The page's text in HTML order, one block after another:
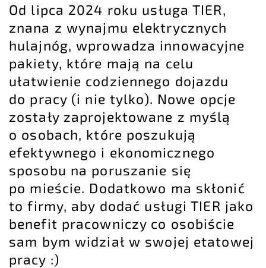
Od lipca 2024 roku usługa TIER,
znana z wynajmu elektrycznych
hulajnóg, wprowadza innowacyjne
pakiety, które mają na celu
ułatwienie codziennego dojazdu
do pracy (i nie tylko). Nowe opcje
zostały zaprojektowane z myślą
o osobach, które poszukują
efektywnego i ekonomicznego
sposobu na poruszanie się
po mieście. Dodatkowo ma skłonić
to firmy, aby dodać usługi TIER jako
benefit pracowniczy co osobiście
sam bym widział w swojej etatowej
pracy :)